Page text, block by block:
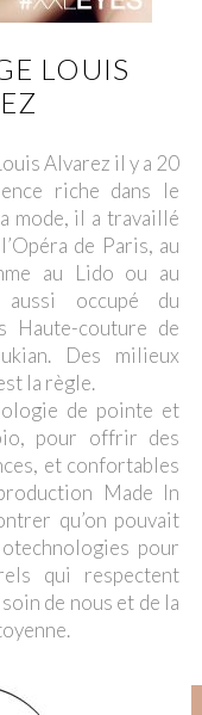
LOUIS
Alvarez il y a 20
riche dans le
mode, il a travaillé
de Paris, au
au Lido ou au
occupé du
Haute-couture de
Des milieux
la règle.
de pointe et
pour offrir des
et confortables
Made In
qu’on pouvait
pour
qui respectent
de nous et de la